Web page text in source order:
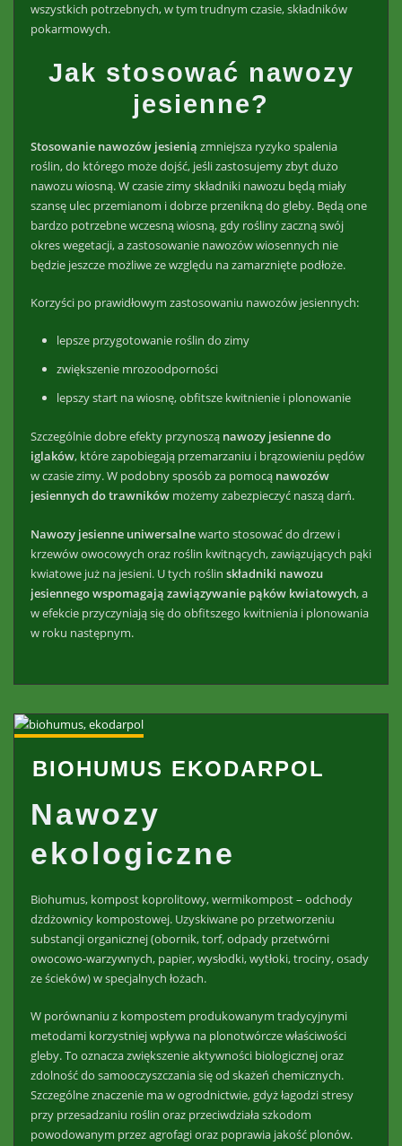
wszystkich potrzebnych, w tym trudnym czasie, składników
pokarmowych.
Jak stosować nawozy
jesienne?
Stosowanie nawozów jesienią zmniejsza ryzyko spalenia
roślin, do którego może dojść, jeśli zastosujemy zbyt dużo
nawozu wiosną. W czasie zimy składniki nawozu będą miały
szansę ulec przemianom i dobrze przenikną do gleby. Będą one
bardzo potrzebne wczesną wiosną, gdy rośliny zaczną swój
okres wegetacji, a zastosowanie nawozów wiosennych nie
będzie jeszcze możliwe ze względu na zamarznięte podłoże.
Korzyści po prawidłowym zastosowaniu nawozów jesiennych:
lepsze przygotowanie roślin do zimy
zwiększenie mrozoodporności
lepszy start na wiosnę, obfitsze kwitnienie i plonowanie
Szczególnie dobre efekty przynoszą nawozy jesienne do
iglaków, które zapobiegają przemarzaniu i brązowieniu pędów
w czasie zimy. W podobny sposób za pomocą nawozów
jesiennych do trawnikówmożemy zabezpieczyć naszą darń.
Nawozy jesienne uniwersalnewarto stosować do drzew i
krzewów owocowych oraz roślin kwitnących, zawiązujących pąki
kwiatowe już na jesieni. U tych roślin składniki nawozu
jesiennego wspomagają zawiązywanie pąków kwiatowych, a
w efekcie przyczyniają się do obfitszego kwitnienia i plonowania
w roku następnym.
BIOHUMUS EKODARPOL
Nawozy
ekologiczne
Biohumus, kompost koprolitowy, wermikompost – odchody
dżdżownicy kompostowej. Uzyskiwane po przetworzeniu
substancji organicznej (obornik, torf, odpady przetwórni
owocowo-warzywnych, papier, wysłodki, wytłoki, trociny, osady
ze ścieków) w specjalnych łożach.
W porównaniu z kompostem produkowanym tradycyjnymi
metodami korzystniej wpływa na plonotwórcze właściwości
gleby. To oznacza zwiększenie aktywności biologicznej oraz
zdolność do samooczyszczania się od skażeń chemicznych.
Szczególne znaczenie ma w ogrodnictwie, gdyż łagodzi stresy
przy przesadzaniu roślin oraz przeciwdziała szkodom
powodowanym przez agrofagi oraz poprawia jakość plonów.